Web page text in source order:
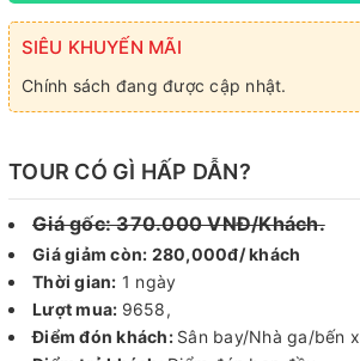
SIÊU KHUYẾN MÃI
Chính sách đang được cập nhật.
TOUR CÓ GÌ HẤP DẪN?
Giá gốc: 370.000 VNĐ/Khách.
Giá giảm còn: 280,000đ/ khách
Thời gian: 1 ngày
Lượt mua: 9658,
Điểm đón khách: Sân bay/Nhà ga/bến